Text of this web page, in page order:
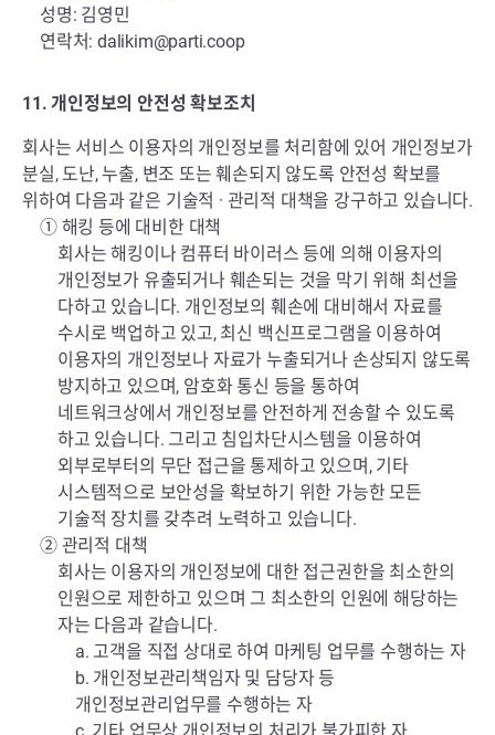
성명: 김영민
연락처: dalikim@parti.coop
11. 개인정보의 안전성 확보조치
회사는 서비스 이용자의 개인정보를 처리함에 있어 개인정보가
분실, 도난, 누출, 변조 또는 훼손되지 않도록 안전성 확보를
위하여 다음과 같은 기술적 · 관리적 대책을 강구하고 있습니다.
① 해킹 등에 대비한 대책
회사는 해킹이나 컴퓨터 바이러스 등에 의해 이용자의
개인정보가 유출되거나 훼손되는 것을 막기 위해 최선을
다하고 있습니다. 개인정보의 훼손에 대비해서 자료를
수시로 백업하고 있고, 최신 백신프로그램을 이용하여
이용자의 개인정보나 자료가 누출되거나 손상되지 않도록
방지하고 있으며, 암호화 통신 등을 통하여
네트워크상에서 개인정보를 안전하게 전송할 수 있도록
하고 있습니다. 그리고 침입차단시스템을 이용하여
외부로부터의 무단 접근을 통제하고 있으며, 기타
시스템적으로 보안성을 확보하기 위한 가능한 모든
기술적 장치를 갖추려 노력하고 있습니다.
② 관리적 대책
회사는 이용자의 개인정보에 대한 접근권한을 최소한의
인원으로 제한하고 있으며 그 최소한의 인원에 해당하는
자는 다음과 같습니다.
a. 고객을 직접 상대로 하여 마케팅 업무를 수행하는 자
b. 개인정보관리책임자 및 담당자 등
개인정보관리업무를 수행하는 자